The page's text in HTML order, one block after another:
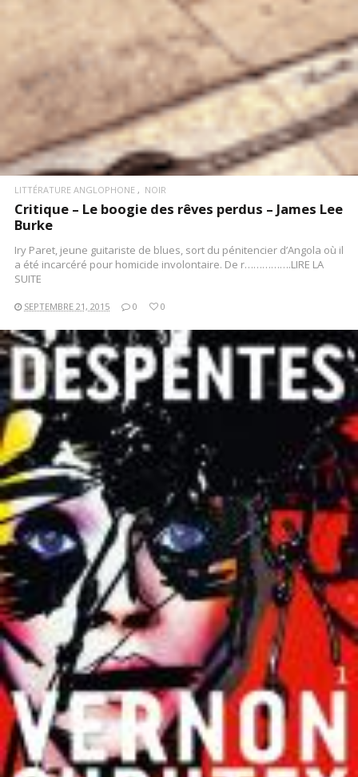
LITTÉRATURE ANGLOPHONE NOIR
Critique – Le boogie des rêves perdus – James Lee
Burke
Iry Paret, jeune guitariste de blues, sort du pénitencier d’Angola où il
a été incarcéré pour homicide involontaire. De r…………….LIRE LA
SUITE
SEPTEMBRE 21, 2015 0 0
LIRE LA SUITE